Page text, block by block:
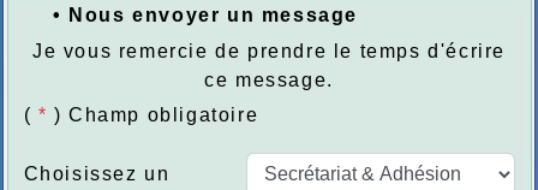
• Nous envoyer un message
Je vous remercie de prendre le temps d'écrire
ce message.
( * ) Champ obligatoire
Choisissez un